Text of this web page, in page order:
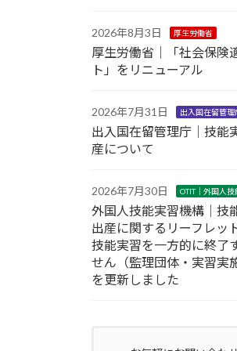
2026年8月3日 厚生労働省
厚生労働省｜「社会保険
ト」をリニューアル
2026年7月31日 出入国在留管理
出入国在留管理庁｜技能
産について
2026年7月30日 OTIT｜外国人
外国人技能実習機構｜技
出産に関するリーフレッ
技能実習を一方的に終了
せん（監理団体・実習実
を更新しました